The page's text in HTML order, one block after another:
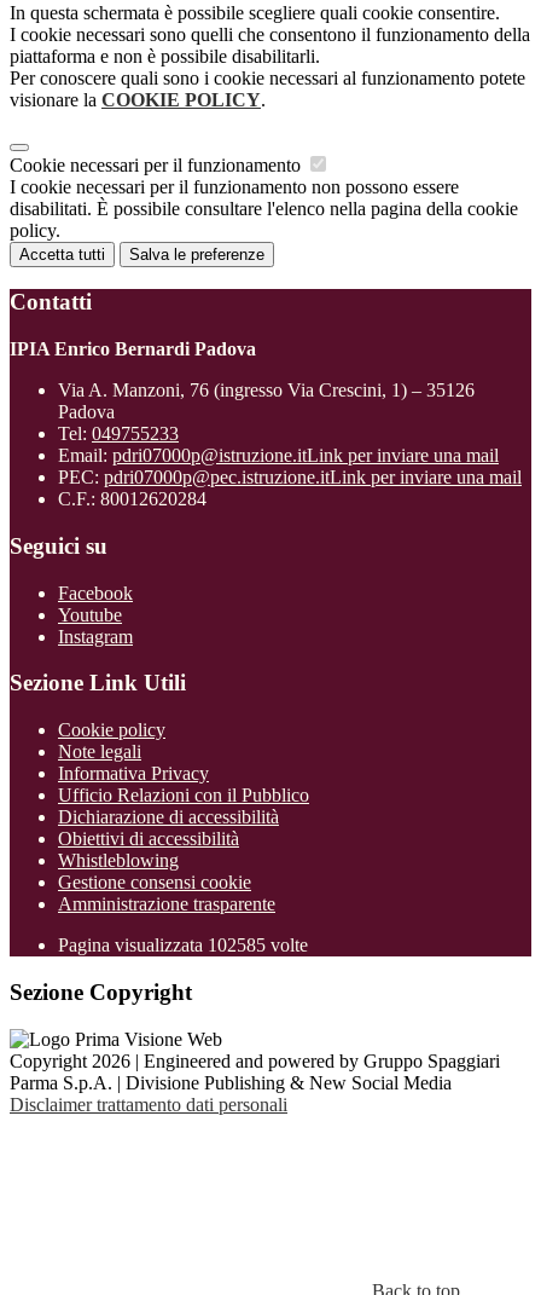
In questa schermata è possibile scegliere quali cookie consentire.
I cookie necessari sono quelli che consentono il funzionamento della
piattaforma e non è possibile disabilitarli.
Per conoscere quali sono i cookie necessari al funzionamento potete
visionare la COOKIE POLICY.
Cookie necessari per il funzionamento
I cookie necessari per il funzionamento non possono essere
disabilitati. È possibile consultare l'elenco nella pagina della cookie
policy.
Accetta tutti Salva le preferenze
Contatti
IPIA Enrico Bernardi Padova
Via A. Manzoni, 76 (ingresso Via Crescini, 1) – 35126
Padova
Tel: 049755233
Email: pdri07000p@istruzione.itLink per inviare una mail
PEC: pdri07000p@pec.istruzione.itLink per inviare una mail
C.F.: 80012620284
Seguici su
Facebook
Youtube
Instagram
Sezione Link Utili
Cookie policy
Note legali
Informativa Privacy
Ufficio Relazioni con il Pubblico
Dichiarazione di accessibilità
Obiettivi di accessibilità
Whistleblowing
Gestione consensi cookie
Amministrazione trasparente
Pagina visualizzata 102585 volte
Sezione Copyright
Copyright 2026 | Engineered and powered by Gruppo Spaggiari
Parma S.p.A. | Divisione Publishing & New Social Media
Disclaimer trattamento dati personali
Back to top